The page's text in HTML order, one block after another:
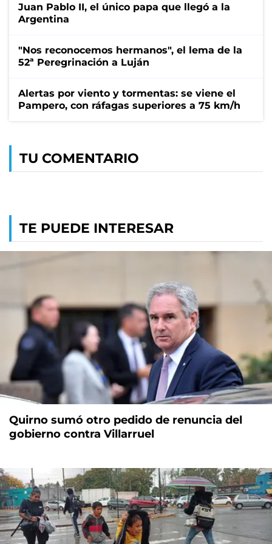
Juan Pablo II, el único papa que llegó a la
Argentina
"Nos reconocemos hermanos", el lema de la
52ª Peregrinación a Luján
Alertas por viento y tormentas: se viene el
Pampero, con ráfagas superiores a 75 km/h
TU COMENTARIO
TE PUEDE INTERESAR
Quirno sumó otro pedido de renuncia del
gobierno contra Villarruel